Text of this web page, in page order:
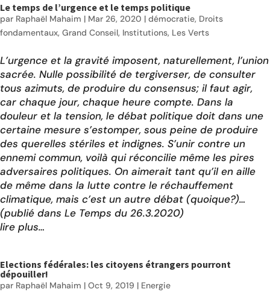
Le temps de l’urgence et le temps politique
par Raphaël Mahaim | Mar 26, 2020 | démocratie, Droits
fondamentaux, Grand Conseil, Institutions, Les Verts
L’urgence et la gravité imposent, naturellement, l’union
sacrée. Nulle possibilité de tergiverser, de consulter
tous azimuts, de produire du consensus; il faut agir,
car chaque jour, chaque heure compte. Dans la
douleur et la tension, le débat politique doit dans une
certaine mesure s’estomper, sous peine de produire
des querelles stériles et indignes. S’unir contre un
ennemi commun, voilà qui réconcilie même les pires
adversaires politiques. On aimerait tant qu’il en aille
de même dans la lutte contre le réchauffement
climatique, mais c’est un autre débat (quoique?)…
(publié dans Le Temps du 26.3.2020)
lire plus…
Elections fédérales: les citoyens étrangers pourront
dépouiller!
par Raphaël Mahaim | Oct 9, 2019 | Energie